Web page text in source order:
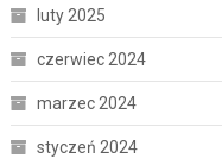
luty 2025
czerwiec 2024
marzec 2024
styczeń 2024